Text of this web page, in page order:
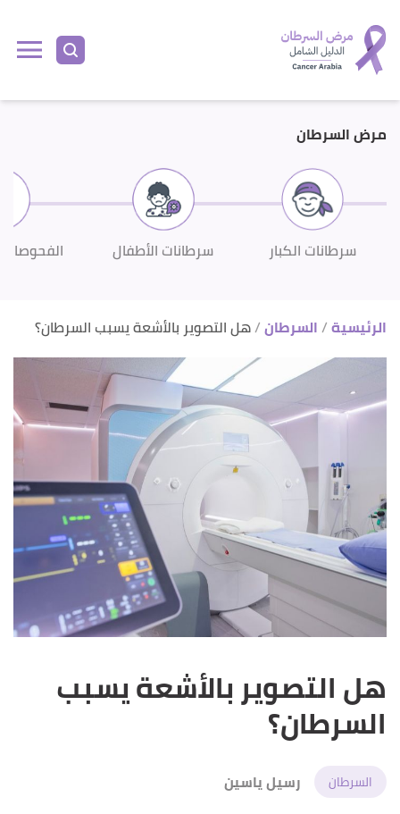
مرض السرطان
سرطانات الكبار سرطانات الأطفال
الرئيسية السرطان هل التصوير بالأشعة يسبب السرطان؟
هل التصوير بالأشعة يسبب
السرطان؟
السرطان
رسيل ياسين